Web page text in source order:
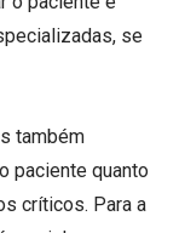
se
também
paciente quanto
críticos. Para a